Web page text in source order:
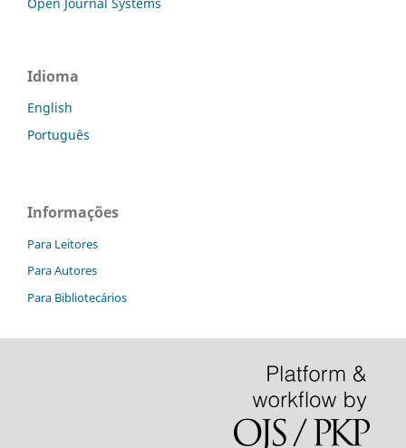
Idioma
English
Português
Informações
Para Leitores
Para Autores
Para Bibliotecários